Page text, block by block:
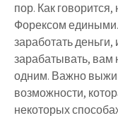
пор. Как
Форексом едиными.
заработать деньги,
зарабатывать, вам
одним. Важно
возможности,
некоторых